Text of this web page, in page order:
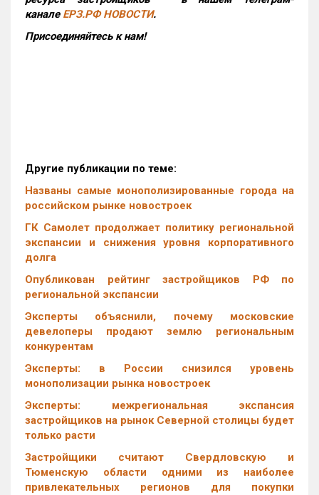
канале ЕРЗ.РФ НОВОСТИ.
Присоединяйтесь к нам!
Другие публикации по теме:
Названы самые монополизированные города на
российском рынке новостроек
ГК Самолет продолжает политику региональной
экспансии и снижения уровня корпоративного
долга
Опубликован рейтинг застройщиков РФ по
региональной экспансии
Эксперты объяснили, почему московские
девелоперы продают землю региональным
конкурентам
Эксперты: в России снизился уровень
монополизации рынка новостроек
Эксперты: межрегиональная экспансия
застройщиков на рынок Северной столицы будет
только расти
Застройщики считают Свердловскую и
Тюменскую области одними из наиболее
привлекательных регионов для покупки